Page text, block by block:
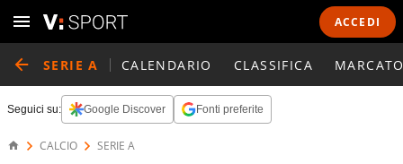
ACCEDI
SERIE A CALENDARIO CLASSIFICA
Seguici su: Google Discover Fonti preferite
CALCIO SERIE A